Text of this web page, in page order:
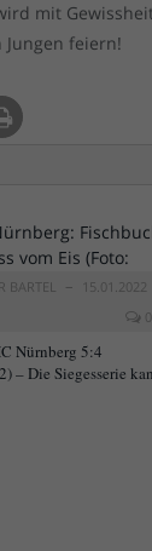
mit
feiern!
BARTEL
15.01.2022
0
Nürnberg 5:4
– Die Siegesserie